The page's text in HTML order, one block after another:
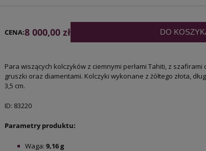
CENA:8 000,00 zł DO
Para wiszących kolczyków z ciemnymi perłami Tahiti, z szafirami
gruszki oraz diamentami. Kolczyki wykonane z żółtego złota,
3,5 cm.
ID: 83220
Parametry produktu:
Waga: 9,16g